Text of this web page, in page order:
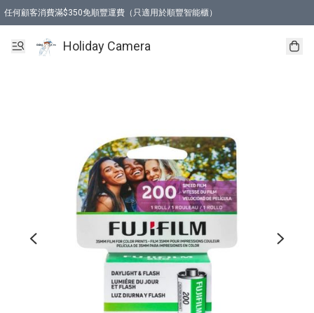
任何顧客消費滿$350免順豐運費（只適用於順豐智能櫃）
Holiday Camera